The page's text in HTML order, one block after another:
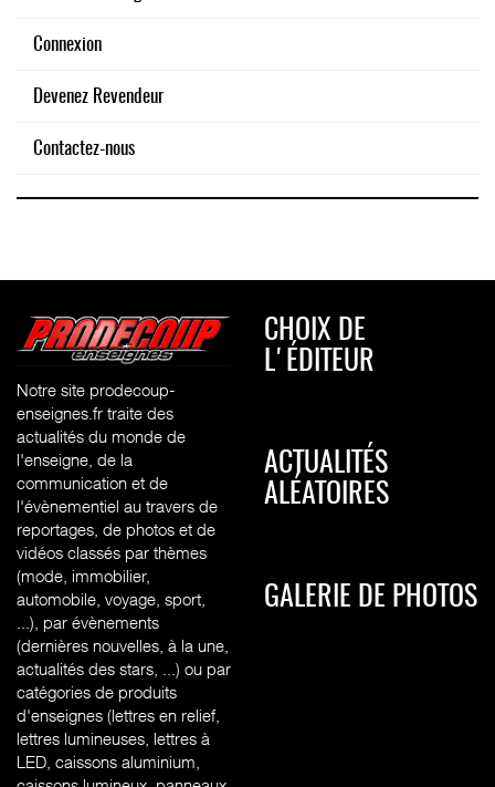
Connexion
Devenez Revendeur
Contactez-nous
Notre site prodecoup-
enseignes.fr traite des
actualités du monde de
l'enseigne, de la
communication et de
l'évènementiel au travers de
reportages, de photos et de
vidéos classés par thèmes
(mode, immobilier,
automobile, voyage, sport,
...), par évènements
(dernières nouvelles, à la une,
actualités des stars, ...) ou par
catégories de produits
d'enseignes (lettres en relief,
lettres lumineuses, lettres à
LED, caissons aluminium,
CHOIX DE
L'ÉDITEUR
ACTUALITÉS
ALÉATOIRES
GALERIE DE PHOTOS